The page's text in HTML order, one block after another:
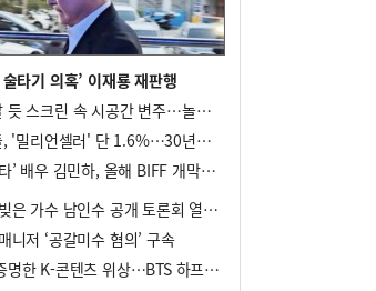
구서 흉기 난동…60대 남성 2명
지만 푹푹 찐다…온열질환자 10
청소년극지체험탐험대 현장르
타기 의혹’ 이재룡 재판행
빨려들어갈 듯 스크린 속 시공간 변주…놀란의 메시지는 ‘전쟁 속죄’
K팝 아이돌, '밀리언셀러' 단 1.6%…30년간 등장 1182개팀 전수조사
‘라이징 스타’ 배우 김민하, 올해 BIFF 개막식 사회자 확정
친일 논란 빚은 가수 남인수 공개 토론회 열린다.
니저 ‘공갈미수 혐의’ 구속
월드컵서 증명한 K-콘텐츠 위상…BTS 하프타임쇼·정호연 트로피 세리머니